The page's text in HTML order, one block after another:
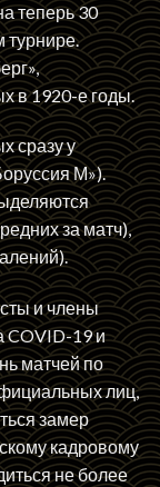
теперь 30
турнире.
в 1920-е годы.
сразу у
М»).
за матч),
и члены
COVID-19 и
матчей по
лиц,
замер
кадровому
не более